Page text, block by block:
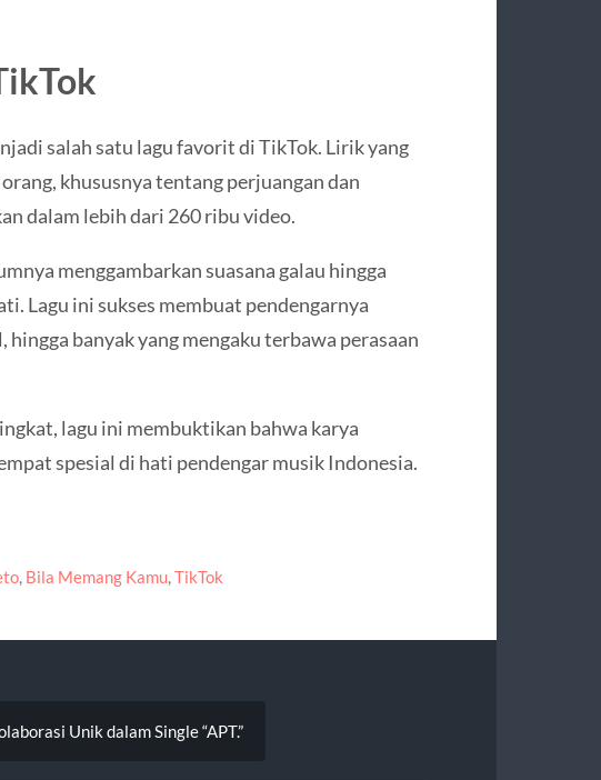
salah satu lagu favorit di TikTok. Lirik yang
khususnya tentang perjuangan dan
dalam lebih dari 260 ribu video.
menggambarkan suasana galau hingga
Lagu ini sukses membuat pendengarnya
banyak yang mengaku terbawa perasaan
lagu ini membuktikan bahwa karya
spesial di hati pendengar musik Indonesia.
, Bila Memang Kamu,TikTok
Unik dalam Single “APT.”